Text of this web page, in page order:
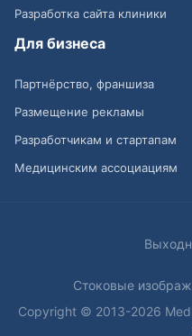
Разработка сайта клиники
Для бизнеса
Партнёрство, франшиза
Размещение рекламы
Разработчикам и стартапам
Медицинским ассоциациям
Стоковые
Copyright © 2013-2026